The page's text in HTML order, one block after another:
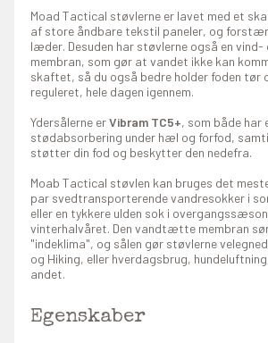
Moad Tactical støvlerne er lavet med et
af store åndbare tekstil paneler, og
læder. Desuden har støvlerne også en
membran, som gør at vandet ikke kan
skaftet, så du også bedre holder foden tør
reguleret, hele dagen igennem.
Ydersålerne erVibram TC5+, som både har
stødabsorbering under hæl og forfod,
støtter din fod og beskytter den nedefra.
Moab Tactical støvlen kan bruges det
par svedtransporterende vandresokker i
eller en tykkere ulden sok i
vinterhalvåret. Den vandtætte membran
"indeklima", og sålen gør støvlerne
og Hiking, eller hverdagsbrug,
andet.
Egenskaber